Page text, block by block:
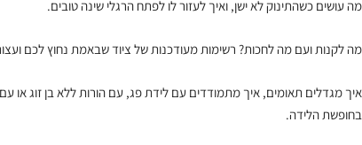
מה עושים כשהתינוק לא ישן, ואיך לעזור לו לפתח הרגלי שינה טובים.
מה לקנות ועם מה לחכות? רשימות מעודכנות של ציוד שבאמת נחוץ לכם
איך מגדלים תאומים, איך מתמודדים עם לידת פג, עם הורות ללא בן זוג או
בחופשת הלידה.